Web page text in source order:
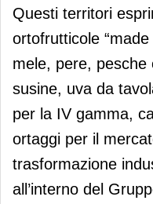
Questi territori
ortofrutticole
mele, pere, pesche
susine, uva da
per la IV gamma,
ortaggi per il
trasformazione
all’interno del